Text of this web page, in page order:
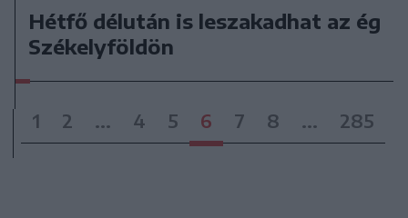
Hétfő délután is leszakadhat az ég
Székelyföldön
1 2 ... 4 5 6 7 8 ... 285